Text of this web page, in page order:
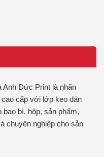
Anh Đức Print là nhãn
cấp với lớp keo dán
bì, hộp, sản phẩm,
chuyên nghiệp cho sản